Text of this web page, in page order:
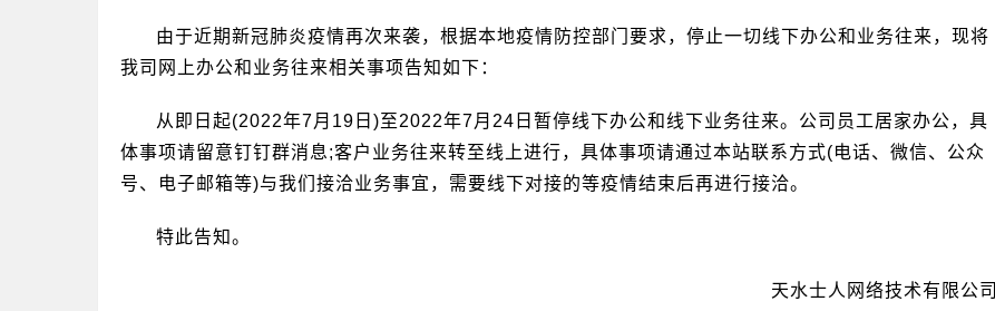
由于近期新冠肺炎疫情再次来袭，根据本地疫情防控部门要求，停止一切线下办公和业务往来，现将
我司网上办公和业务往来相关事项告知如下：
从即日起(2022年7月19日)至2022年7月24日暂停线下办公和线下业务往来。公司员工居家办公，具
体事项请留意钉钉群消息;客户业务往来转至线上进行，具体事项请通过本站联系方式(电话、微信、公众
号、电子邮箱等)与我们接洽业务事宜，需要线下对接的等疫情结束后再进行接洽。
特此告知。
天水士人网络技术有限公司